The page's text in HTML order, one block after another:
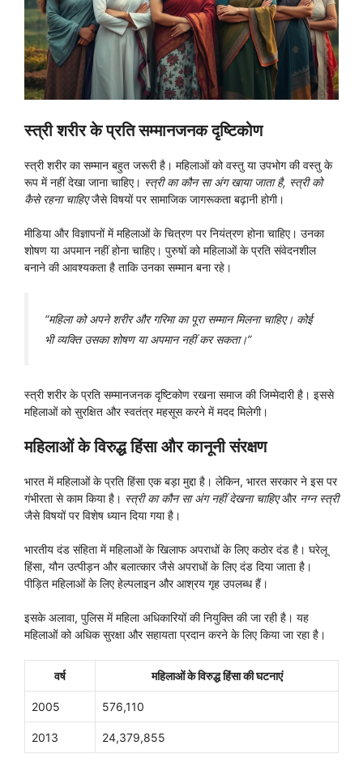
स्त्री शरीर के प्रति सम्मानजनक दृष्टिकोण
स्त्री शरीर का सम्मान बहुत जरूरी है। महिलाओं को वस्तु या उपभोग की वस्तु के
रूप में नहीं देखा जाना चाहिए। स्त्री का कौन सा अंग खाया जाता है, स्त्री को
कैसे रहना चाहिएजैसे विषयों पर सामाजिक जागरूकता बढ़ानी होगी।
मीडिया और विज्ञापनों में महिलाओं के चित्रण पर नियंत्रण होना चाहिए। उनका
शोषण या अपमान नहीं होना चाहिए। पुरुषों को महिलाओं के प्रति संवेदनशील
बनाने की आवश्यकता है ताकि उनका सम्मान बना रहे।
“महिला को अपने शरीर और गरिमा का पूरा सम्मान मिलना चाहिए। कोई
भी व्यक्ति उसका शोषण या अपमान नहीं कर सकता।”
स्त्री शरीर के प्रति सम्मानजनक दृष्टिकोण रखना समाज की जिम्मेदारी है। इससे
महिलाओं को सुरक्षित और स्वतंत्र महसूस करने में मदद मिलेगी।
महिलाओं के विरुद्ध हिंसा और कानूनी संरक्षण
भारत में महिलाओं के प्रति हिंसा एक बड़ा मुद्दा है। लेकिन, भारत सरकार ने इस पर
गंभीरता से काम किया है। स्त्री का कौन सा अंग नहीं देखना चाहिएऔर नग्न स्त्री
जैसे विषयों पर विशेष ध्यान दिया गया है।
भारतीय दंड संहिता में महिलाओं के खिलाफ अपराधों के लिए कठोर दंड है। घरेलू
हिंसा, यौन उत्पीड़न और बलात्कार जैसे अपराधों के लिए दंड दिया जाता है।
पीड़ित महिलाओं के लिए हेल्पलाइन और आश्रय गृह उपलब्ध हैं।
इसके अलावा, पुलिस में महिला अधिकारियों की नियुक्ति की जा रही है। यह
महिलाओं को अधिक सुरक्षा और सहायता प्रदान करने के लिए किया जा रहा है।
वर्ष महिलाओं के विरुद्ध हिंसा की घटनाएं
2005 576,110
2013 24,379,855